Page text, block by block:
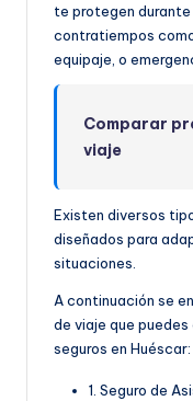
te protegen
contratiempos
equipaje, o
Comparar
viaje
Existen diversos
diseñados para
situaciones.
A continuación se
de viaje que
seguros en Huéscar:
1. Seguro de